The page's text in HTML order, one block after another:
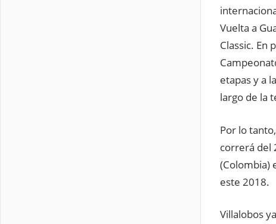
Vuelta a
Classic. En
etapas y a
largo de la
Por lo
correrá del
(Colombia)
este 2018.
Villalobos